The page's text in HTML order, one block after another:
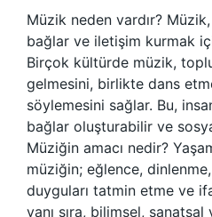
Müzik neden vardır?
bağlar ve iletişim kurmak
Birçok kültürde müzik,
gelmesini, birlikte dans
söylemesini sağlar. Bu,
bağlar oluşturabilir ve
Müziğin amacı nedir?
müziğin; eğlence,
duyguları tatmin etme ve
yanı sıra, bilimsel,